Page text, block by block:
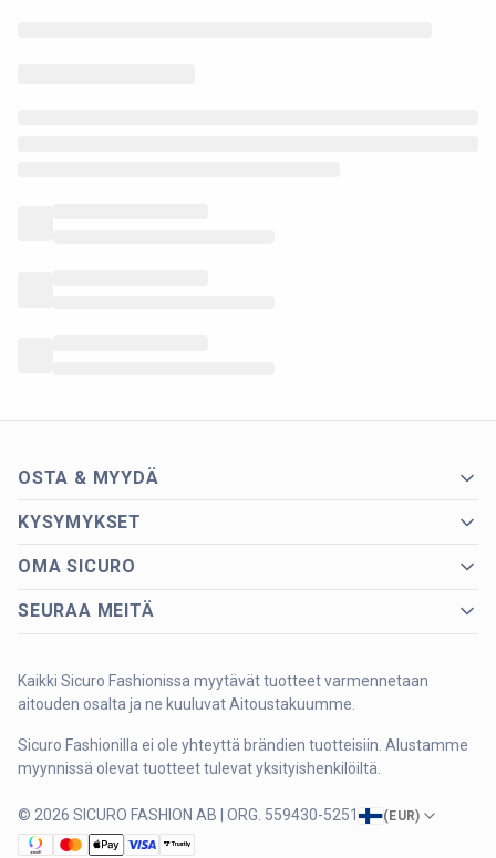
OSTA & MYYDÄ
KYSYMYKSET
OMA SICURO
SEURAA MEITÄ
Kaikki Sicuro Fashionissa myytävät tuotteet varmennetaan
aitouden osalta ja ne kuuluvat Aitoustakuumme.
Sicuro Fashionilla ei ole yhteyttä brändien tuotteisiin. Alustamme
myynnissä olevat tuotteet tulevat yksityishenkilöiltä.
© 2026 SICURO FASHION AB | ORG. 559430-5251 (EUR)